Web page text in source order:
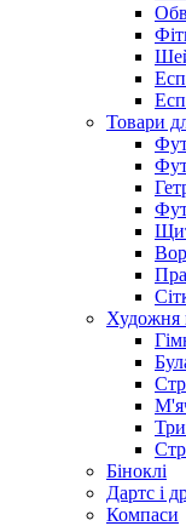
Товари
Художня
Біноклі
Дартс і
Компаси